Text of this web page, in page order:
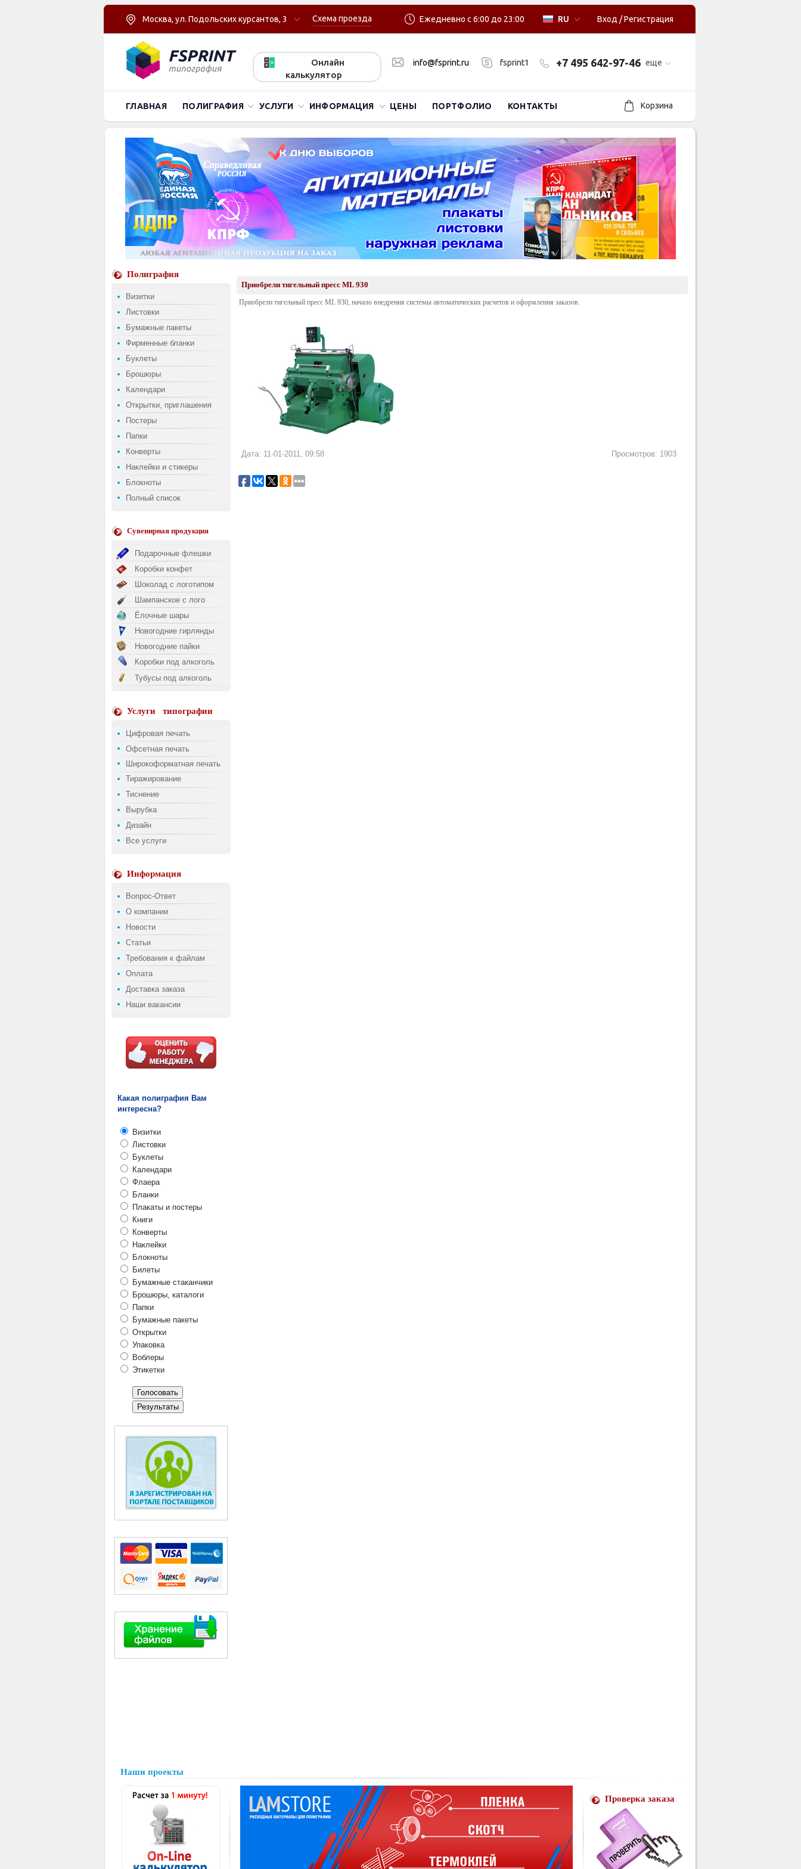
Москва, ул. Подольских курсантов, 3 Схема проезда Вход /Регистрация
RU
Ежедневно с 6:00 до 23:00
Онлайн
калькулятор
info@fsprint.ru fsprint1 еще
+7 495 642-97-46
ГЛАВНАЯ ПОЛИГРАФИЯ УСЛУГИ ИНФОРМАЦИЯ ЦЕНЫ ПОРТФОЛИО КОНТАКТЫ Корзина
Полиграфия
Визитки
Листовки
Бумажные пакеты
Фирменные бланки
Буклеты
Брошюры
Календари
Открытки, приглашения
Постеры
Папки
Конверты
Наклейки и стикеры
Блокноты
Полный список
Сувенирная продукция
Подарочные флешки
Коробки конфет
Шоколад с логотипом
Шампанское с лого
Ёлочные шары
Новогодние гирлянды
Новогодние пайки
Коробки под алкоголь
Тубусы под алкоголь
Услуги типографии
Цифровая печать
Офсетная печать
Широкоформатная печать
Тиражирование
Тиснение
Вырубка
Дизайн
Все услуги
Информация
Вопрос-Ответ
О компании
Новости
Статьи
Требования к файлам
Оплата
Доставка заказа
Наши вакансии
Какая полиграфия Вам
интересна?
Визитки
Листовки
Буклеты
Календари
Флаера
Бланки
Плакаты и постеры
Книги
Конверты
Наклейки
Блокноты
Билеты
Бумажные стаканчики
Брошюры, каталоги
Папки
Бумажные пакеты
Открытки
Упаковка
Воблеры
Этикетки
Приобрели тигельный пресс ML 930
Приобрели тигельный пресс ML 930, начало внедрения системы автоматических расчетов и оформления заказов.
Дата: 11-01-2011, 09:58 Просмотров: 1903
Наши проекты
Проверка заказа